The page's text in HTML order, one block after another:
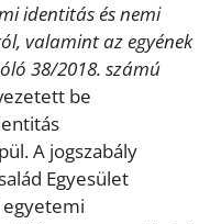
identitás és nemi
valamint az egyének
38/2018. számú
be
A jogszabály
Egyesület
egyetemi